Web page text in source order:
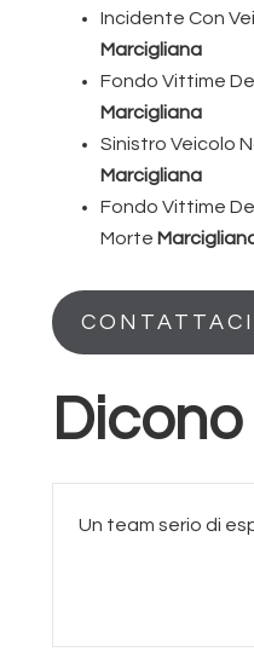
Incidente Con
Marcigliana
Fondo Vittime
Marcigliana
Sinistro Veicolo
Marcigliana
Fondo Vittime
Morte
CONTATTACI
Un team serio di